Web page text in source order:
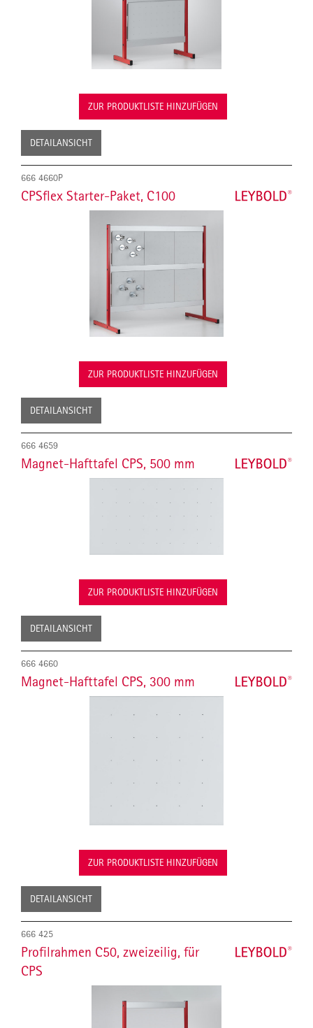
ZUR PRODUKTLISTE HINZUFÜGEN
DETAILANSICHT
666 4660P
CPSflex Starter-Paket, C100
ZUR PRODUKTLISTE HINZUFÜGEN
DETAILANSICHT
666 4659
Magnet-Hafttafel CPS, 500 mm
ZUR PRODUKTLISTE HINZUFÜGEN
DETAILANSICHT
666 4660
Magnet-Hafttafel CPS, 300 mm
ZUR PRODUKTLISTE HINZUFÜGEN
DETAILANSICHT
666 425
Profilrahmen C50, zweizeilig, für
CPS